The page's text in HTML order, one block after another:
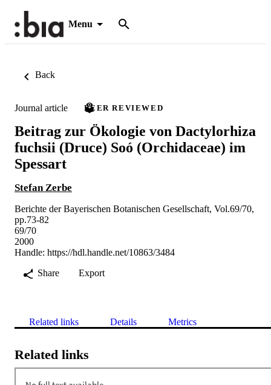
Menu
Back
Journal article PEER REVIEWED
Beitrag zur Ökologie von Dactylorhiza
fuchsii (Druce) Soó (Orchidaceae) im
Spessart
Stefan Zerbe
Berichte der Bayerischen Botanischen Gesellschaft, Vol.69/70,
pp.73-82
69/70
2000
Handle: https://hdl.handle.net/10863/3484
Share
Export
Related links Details Metrics
Related links